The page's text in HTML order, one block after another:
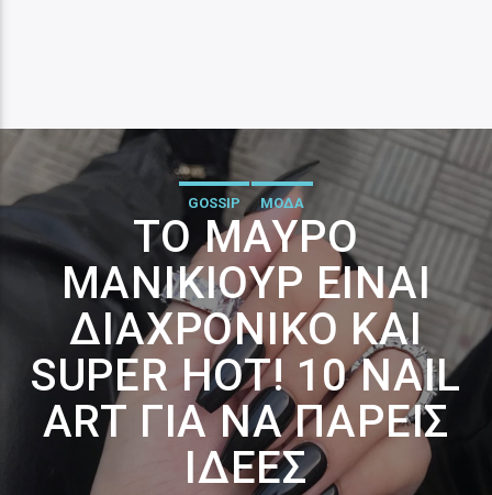
GOSSIP ΜΟΔΑ
ΤΟ ΜΑΎΡΟ
ΜΑΝΙΚΙΟΎΡ ΕΊΝΑΙ
ΔΙΑΧΡΟΝΙΚΌ ΚΑΙ
SUPER HOT! 10 NAIL
ART ΓΙΑ ΝΑ ΠΆΡΕΙΣ
ΙΔΈΕΣ